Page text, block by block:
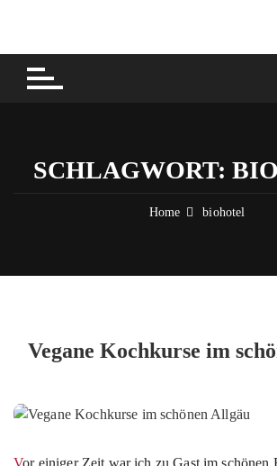
content
SCHLAGWORT:
Home biohotel
Vegane Kochkurse im